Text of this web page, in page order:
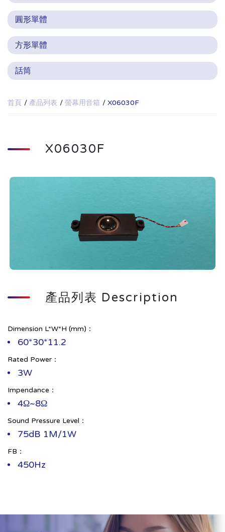
圓形單體
方形單體
話筒
首頁 產品列表 螢幕用音箱 X06030F
X06030F
產品列表 Description
Dimension L*W*H (mm)：
60*30*11.2
Rated Power：
3W
Impendance：
4Ω~8Ω
Sound Pressure Level：
75dB 1M/1W
FB：
450Hz